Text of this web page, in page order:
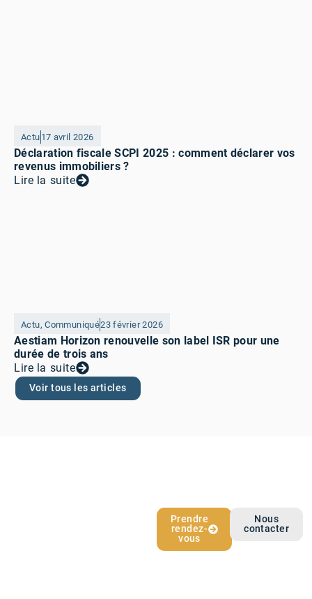
Voir tous les articles
Actu 17 avril 2026
Déclaration fiscale SCPI 2025 : comment déclarer vos
revenus immobiliers ?
Lire la suite
Actu,Communiqué23 février 2026
Aestiam Horizon renouvelle son label ISR pour une
durée de trois ans
Lire la suite
Prendre
rendez-
vous
Nous
contacter